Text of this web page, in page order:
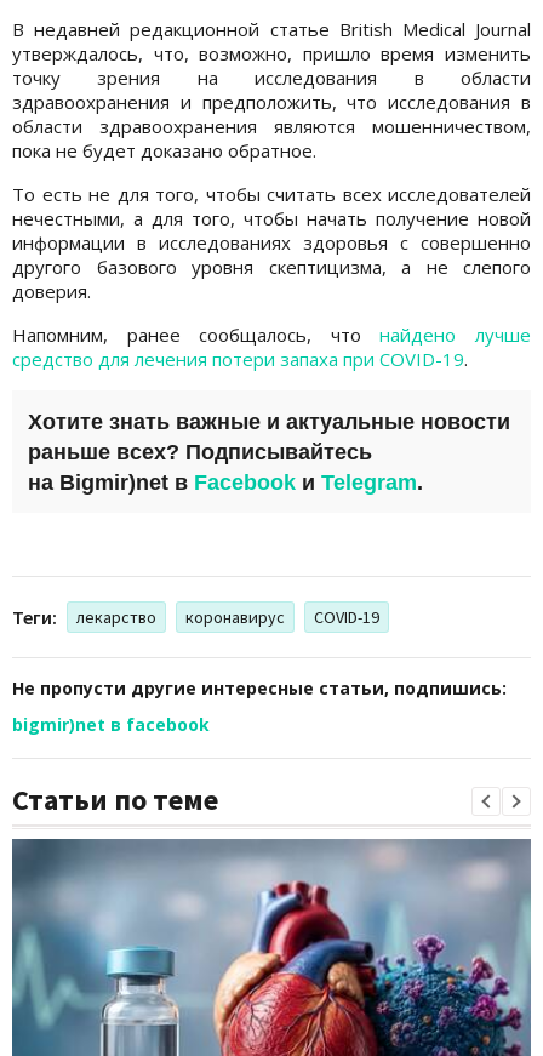
В недавней редакционной статье British Medical Journal
утверждалось, что, возможно, пришло время изменить
точку зрения на исследования в области
здравоохранения и предположить, что исследования в
области здравоохранения являются мошенничеством,
пока не будет доказано обратное.
То есть не для того, чтобы считать всех исследователей
нечестными, а для того, чтобы начать получение новой
информации в исследованиях здоровья с совершенно
другого базового уровня скептицизма, а не слепого
доверия.
Напомним, ранее сообщалось, чтонайдено лучше
средство для лечения потери запаха при COVID-19.
Хотите знать важные и актуальные новости
раньше всех? Подписывайтесь
на Bigmir)net в Facebook и Telegram.
Теги: лекарство коронавирус COVID-19
Не пропусти другие интересные статьи, подпишись:
bigmir)net в facebook
Статьи по теме